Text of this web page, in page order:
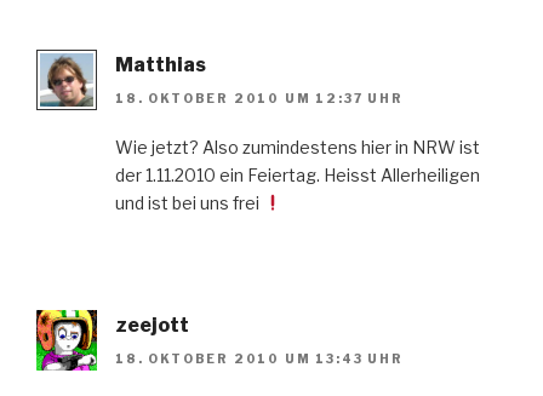
Matthias
18. OKTOBER 2010 UM 12:37 UHR
Wie jetzt? Also zumindestens hier in NRW ist
der 1.11.2010 ein Feiertag. Heisst Allerheiligen
und ist bei uns frei
zeejott
18. OKTOBER 2010 UM 13:43 UHR